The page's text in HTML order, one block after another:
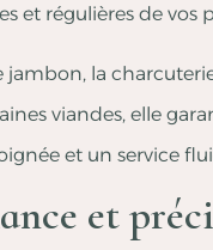
et régulières de vos
jambon, la
viandes, elle
et un service
et